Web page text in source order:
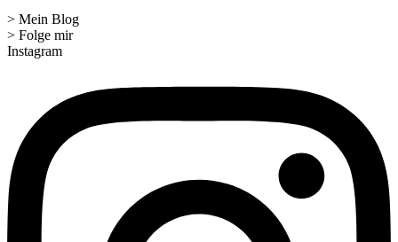
> Mein Blog
> Folge mir
Instagram